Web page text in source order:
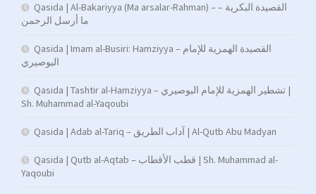
Qasida | Al-Bakariyya (Ma arsalar-Rahman) – القصيدة البكرية –
ما أرسل الرحمن
Qasida | Imam al-Busiri: Hamziyya – القصيدة الهمزية للإمام
البوصيري
Qasida | Tashtir al-Hamziyya – تشطير الهمزية للإمام البوصيري |
Sh. Muhammad al-Yaqoubi
Qasida | Adab al-Tariq – آداب الطريق | Al-Qutb Abu Madyan
Qasida | Qutb al-Aqtab – قطب الأقطاب | Sh. Muhammad al-
Yaqoubi